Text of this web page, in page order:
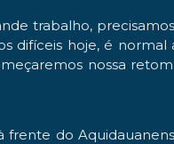
trabalho,
difíceis hoje, é
nossa
do